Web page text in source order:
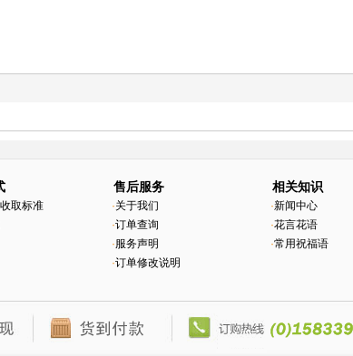
取标准
售后服务
·关于我们
·订单查询
·服务声明
·订单修改说明
相关知识
·新闻中心
·花言花语
·常用祝福语